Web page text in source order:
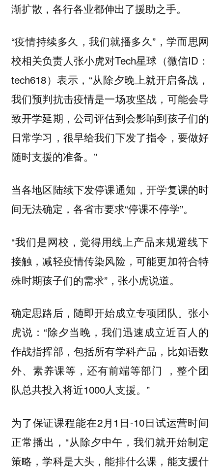
渐扩散，各行各业都伸出了援助之手。
“疫情持续多久，我们就播多久”，学而思网
校相关负责人张小虎对Tech星球（微信ID：
tech618）表示，“从除夕晚上就开启备战，
我们预判抗击疫情是一场攻坚战，可能会导
致开学延期，公司评估到会影响到孩子们的
日常学习，很早给我们下发了指令，要做好
随时支援的准备。”
当各地区陆续下发停课通知，开学复课的时
间无法确定，各省市要求“停课不停学”。
“我们是网校，觉得用线上产品来规避线下
接触，减轻疫情传染风险，可能更加符合特
殊时期孩子们的需求”，张小虎说道。
确定思路后，随即开始成立专项团队。张小
虎说：“除夕当晚，我们迅速成立近百人的
作战指挥部，包括所有学科产品，比如语数
外、素养课等，还有前端等部门 ，整个团
队总共投入将近1000人支援。”
为了保证课程能在2月1日-10日试运营时间
正常播出，“从除夕中午，我们就开始制定
策略，学科是大头，能排什么课，能支援什